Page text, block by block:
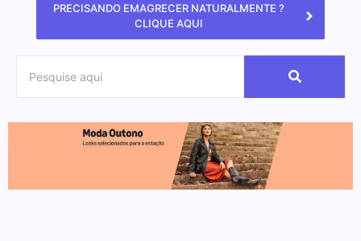
PRECISANDO EMAGRECER NATURALMENTE ?
CLIQUE AQUI